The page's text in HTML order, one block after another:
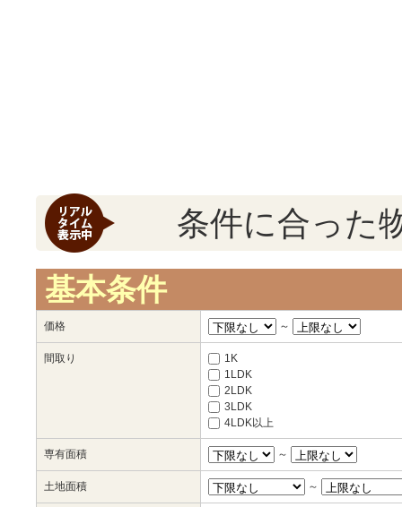
条件に合った
基本条件
価格 ～
間取り
1K
1LDK
2LDK
3LDK
4LDK以上
専有面積 ～
土地面積 ～